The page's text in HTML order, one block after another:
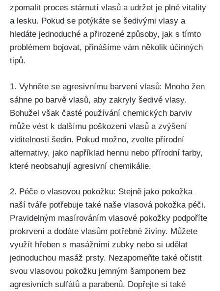
zpomalit ‍proces stárnutí vlasů a udržet je plné vitality
a lesku. Pokud se potýkáte se šedivými vlasy a
hledáte jednoduché a přirozené⁣ způsoby, jak s tímto
problémem bojovat, přinášíme vám několik účinných
tipů.
1. Vyhněte se agresivnímu barvení vlasů: Mnoho žen
sáhne po barvě vlasů, aby zakryly šedivé vlasy.
Bohužel⁢ však časté používání chemických barviv
může vést k dalšímu poškození vlasů a⁤ zvýšení
viditelnosti šedin. Pokud možno, zvolte⁢ přírodní
alternativy, jako například hennu nebo přírodní farby,
které neobsahují agresivní chemikálie.
2. Péče o vlasovou pokožku: Stejně jako pokožka
naší tváře potřebuje⁢ také naše vlasová pokožka péči.
Pravidelným masírováním vlasové pokožky podpoříte
‌prokrvení​ a dodáte vlasům ‌potřebné živiny. Můžete
využít ​hřeben s⁤ masážními zubky nebo si udělat
jednoduchou masáž prsty.⁢ Nezapomeňte také ​očistit
svou vlasovou pokožku ⁤jemným šamponem bez
agresivních sulfátů ​a parabenů. Dopřejte si také